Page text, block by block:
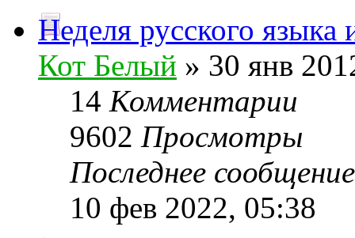
Неделя русского языка
Кот Белый » 30 янв
14 Комментарии
9602 Просмотры
Последнее
10 фев 2022, 05:38